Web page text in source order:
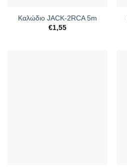
Καλώδιο JACK-2RCA 5m
€1,55